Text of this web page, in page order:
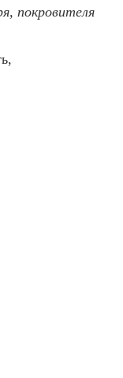
покровителя